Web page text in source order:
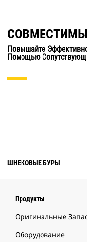
Повышайте
Помощью
ШНЕКОВЫЕ БУРЫ
Продукты
Оригинальные
Оборудование